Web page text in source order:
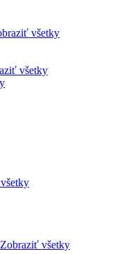
všetky
všetky
Zobraziť všetky